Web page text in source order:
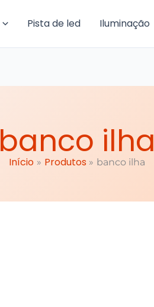
Pista de led Iluminação
banco ilha
Início Produtos banco ilha